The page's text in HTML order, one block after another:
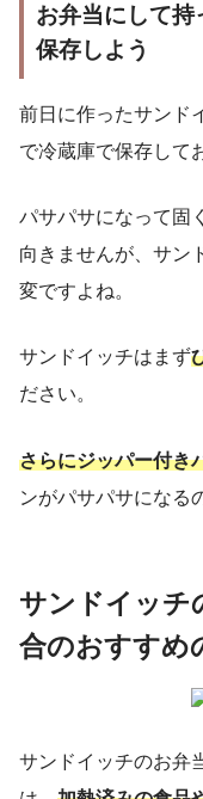
お弁当にして
保存しよう
前日に作ったサンド
で冷蔵庫で保存して
パサパサになって固
向きませんが、サン
変ですよね。
サンドイッチはまず
ださい。
さらにジッパー付き
ンがパサパサにな
サンドイッチ
合のおすすめ
サンドイッチのお弁